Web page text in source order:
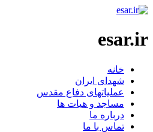
esar.ir
خانه
شهدای ایران
عملیاتهای دفاع مقدس
مساجد و هیات ها
درباره ما
تماس با ما